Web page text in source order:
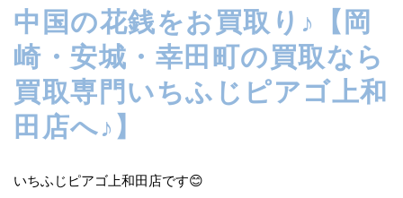
中国の花銭をお買取り♪【岡
崎・安城・幸田町の買取なら
買取専門いちふじピアゴ上和
田店へ♪】
いちふじピアゴ上和田店です😊